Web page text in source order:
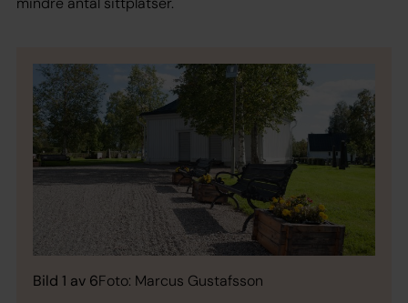
Bild 1 av 6Foto: Marcus Gustafsson